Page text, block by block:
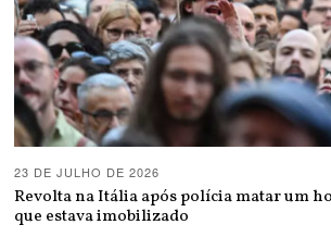
23 DE JULHO DE 2026
Revolta na Itália após polícia matar um
que estava imobilizado